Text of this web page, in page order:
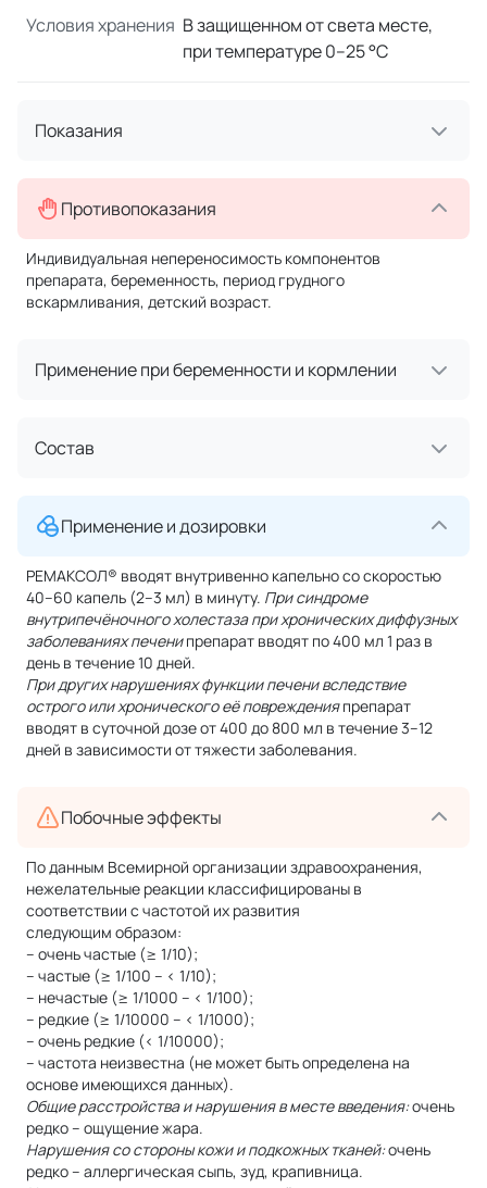
Условия хранения В защищенном от света месте,
при температуре 0–25 °C
Показания
Противопоказания
Индивидуальная непереносимость компонентов
препарата, беременность, период грудного
вскармливания, детский возраст.
Применение при беременности и кормлении
Состав
Применение и дозировки
РЕМАКСОЛ® вводят внутривенно капельно со скоростью
40–60 капель (2–3 мл) в минуту. При синдроме
внутрипечёночного холестаза при хронических диффузных
заболеваниях печенипрепарат вводят по 400 мл 1 раз в
день в течение 10 дней.
При других нарушениях функции печени вследствие
острого или хронического её поврежденияпрепарат
вводят в суточной дозе от 400 до 800 мл в течение 3–12
дней в зависимости от тяжести заболевания.
Побочные эффекты
По данным Всемирной организации здравоохранения,
нежелательные реакции классифицированы в
соответствии с частотой их развития
следующим образом:
– очень частые (≥ 1/10);
– частые (≥ 1/100 – < 1/10);
– нечастые (≥ 1/1000 – < 1/100);
– редкие (≥ 1/10000 – < 1/1000);
– очень редкие (< 1/10000);
– частота неизвестна (не может быть определена на
основе имеющихся данных).
Общие расстройства и нарушения в месте введения:очень
редко – ощущение жара.
Нарушения со стороны кожи и подкожных тканей:очень
редко – аллергическая сыпь, зуд, крапивница.